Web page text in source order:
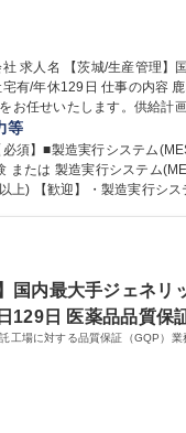
ネリッ
の内容 鹿島工場（茨城県神栖
お任せいたします。供給計
ただきます。※ご経験内容や
いたします。 【詳細】 ・生産計画の
転送～製品出荷、所要確認
卸、業務監査対応、廃棄処
ーカー/借り上げ社宅有/年休
等
須】■製造実行システム
または 製造実行システム
における
)相当の経験 学歴・資格 学歴：大学
校 高校 語学力： 資格：
国内最大手ジェネリ
129日 医薬品品質保
工場に対する品質保証（GQP）業